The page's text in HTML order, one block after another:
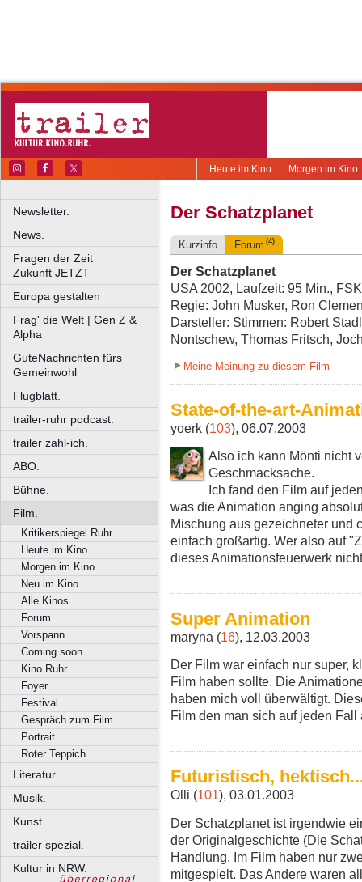
Morgen im Kino
Heute im Kino
Newsletter.
News.
Fragen der Zeit
Zukunft JETZT
Europa gestalten
Frag' die Welt | Gen Z &
Alpha
GuteNachrichten fürs
Gemeinwohl
Flugblatt.
trailer-ruhr podcast.
trailer zahl-ich.
ABO.
Bühne.
Film.
Kritikerspiegel Ruhr.
Heute im Kino
Morgen im Kino
Neu im Kino
Alle Kinos.
Forum.
Vorspann.
Coming soon.
Kino.Ruhr.
Foyer.
Festival.
Gespräch zum Film.
Portrait.
Roter Teppich.
Literatur.
Musik.
Kunst.
trailer spezial.
Kultur in NRW.
Der Schatzplanet
Kurzinfo Forum (4)
Der Schatzplanet
USA 2002, Laufzeit: 95 Min.,
Regie: John Musker, Ron
Darsteller: Stimmen: Robert
Nontschew, Thomas Fritsch,
Meine Meinung zu diesem Film
State-of-the-art-
yoerk (103), 06.07.2003
Also ich kann Mönti nicht
Geschmacksache.
Ich fand den Film auf
was die Animation anging
Mischung aus gezeichneter und
einfach großartig. Wer also auf
dieses Animationsfeuerwerk
Super Animation
maryna (16), 12.03.2003
Der Film war einfach nur super,
Film haben sollte. Die
haben mich voll überwältigt.
Film den man sich auf jeden Fall
Futuristisch,
Olli (101), 03.01.2003
Der Schatzplanet ist irgendwie
der Originalgeschichte (Die
Handlung. Im Film haben nur
mitgespielt. Das Andere waren